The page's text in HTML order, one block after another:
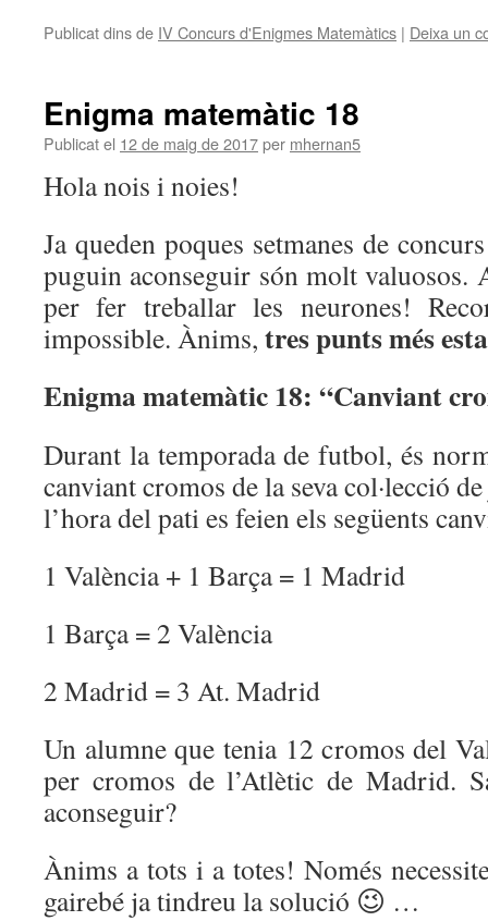
Publicat dins de IV Concurs d'Enigmes Matemàtics | Deixa un
Enigma matemàtic 18
Publicat el 12 de maig de 2017per mhernan5
Hola nois i noies!
Ja queden poques setmanes de
puguin aconseguir són molt valuosos.
per fer treballar les neurones!
impossible. Ànims, tres punts més
Enigma matemàtic 18: “Canviant
Durant la temporada de futbol, és
canviant cromos de la seva col·lecció
l’hora del pati es feien els següents
1 València + 1 Barça = 1 Madrid
1 Barça = 2 València
2 Madrid = 3 At. Madrid
Un alumne que tenia 12 cromos del
per cromos de l’Atlètic de Madrid.
aconseguir?
Ànims a tots i a totes! Només
gairebé ja tindreu la solució 😉 …